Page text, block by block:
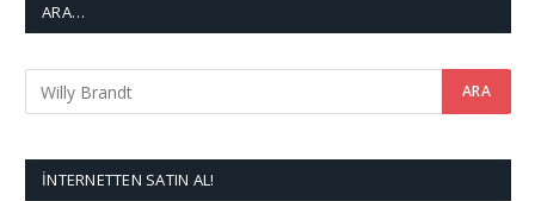
ARA…
İNTERNETTEN SATIN AL!